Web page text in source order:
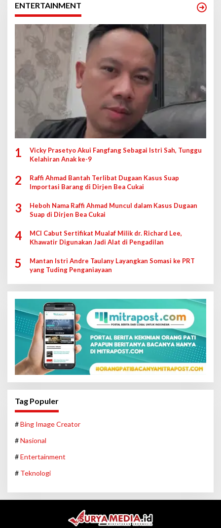
ENTERTAINMENT
1
Vicky Prasetyo Akui Fangfang Sebagai Istri Sah, Tunggu
Kelahiran Anak ke-9
2
Raffi Ahmad Bantah Terlibat Dugaan Kasus Suap
Importasi Barang di Dirjen Bea Cukai
3
Heboh Nama Raffi Ahmad Muncul dalam Kasus Dugaan
Suap di Dirjen Bea Cukai
4
MCI Cabut Sertifikat Mualaf Milik dr. Richard Lee,
Khawatir Digunakan Jadi Alat di Pengadilan
5
Mantan Istri Andre Taulany Layangkan Somasi ke PRT
yang Tuding Penganiayaan
Tag Populer
#Bing Image Creator
#Nasional
#Entertainment
# Teknologi